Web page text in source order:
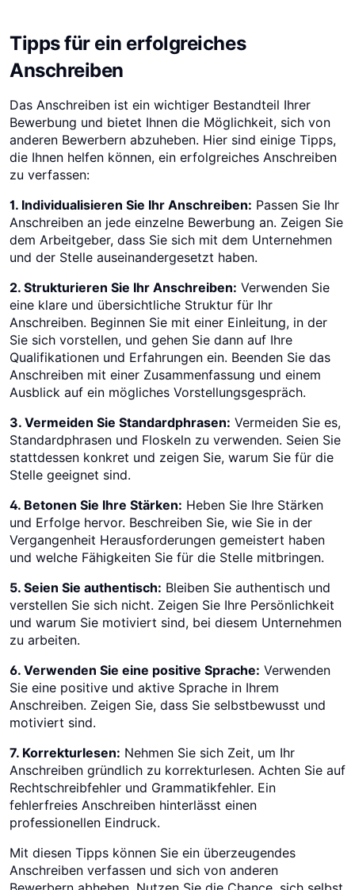
Tipps für ein erfolgreiches
Anschreiben
Das Anschreiben ist ein wichtiger Bestandteil Ihrer
Bewerbung und bietet Ihnen die Möglichkeit, sich von
anderen Bewerbern abzuheben. Hier sind einige Tipps,
die Ihnen helfen können, ein erfolgreiches Anschreiben
zu verfassen:
1. Individualisieren Sie Ihr Anschreiben: Passen Sie Ihr
Anschreiben an jede einzelne Bewerbung an. Zeigen Sie
dem Arbeitgeber, dass Sie sich mit dem Unternehmen
und der Stelle auseinandergesetzt haben.
2. Strukturieren Sie Ihr Anschreiben: Verwenden Sie
eine klare und übersichtliche Struktur für Ihr
Anschreiben. Beginnen Sie mit einer Einleitung, in der
Sie sich vorstellen, und gehen Sie dann auf Ihre
Qualifikationen und Erfahrungen ein. Beenden Sie das
Anschreiben mit einer Zusammenfassung und einem
Ausblick auf ein mögliches Vorstellungsgespräch.
3. Vermeiden Sie Standardphrasen: Vermeiden Sie es,
Standardphrasen und Floskeln zu verwenden. Seien Sie
stattdessen konkret und zeigen Sie, warum Sie für die
Stelle geeignet sind.
4. Betonen Sie Ihre Stärken: Heben Sie Ihre Stärken
und Erfolge hervor. Beschreiben Sie, wie Sie in der
Vergangenheit Herausforderungen gemeistert haben
und welche Fähigkeiten Sie für die Stelle mitbringen.
5. Seien Sie authentisch: Bleiben Sie authentisch und
verstellen Sie sich nicht. Zeigen Sie Ihre Persönlichkeit
und warum Sie motiviert sind, bei diesem Unternehmen
zu arbeiten.
6. Verwenden Sie eine positive Sprache: Verwenden
Sie eine positive und aktive Sprache in Ihrem
Anschreiben. Zeigen Sie, dass Sie selbstbewusst und
motiviert sind.
7. Korrekturlesen: Nehmen Sie sich Zeit, um Ihr
Anschreiben gründlich zu korrekturlesen. Achten Sie auf
Rechtschreibfehler und Grammatikfehler. Ein
fehlerfreies Anschreiben hinterlässt einen
professionellen Eindruck.
Mit diesen Tipps können Sie ein überzeugendes
Anschreiben verfassen und sich von anderen